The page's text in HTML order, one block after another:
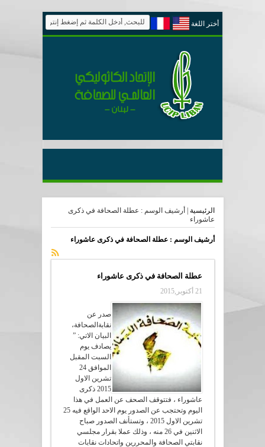
أختر اللغة
الرئيسية
أرشيف الوسم : عطلة الصحافة في ذكرى
عاشوراء
أرشيف الوسم :عطلة الصحافة في ذكرى عاشوراء
عطلة الصحافة في ذكرى عاشوراء
21 أكتوبر,2015
صدر عن
نقابةالصحافة،
البيان الاتي: ”
يصادف يوم
السبت المقبل
الموافق 24
تشرين الاول
2015 ذكرى
عاشوراء ، فتتوقف الصحف عن العمل في هذا
اليوم وتحتجب عن الصدور يوم الاحد الواقع فيه 25
تشرين الاول 2015 ، وتستأنف الصدور صباح
الاثنين في 26 منه ، وذلك عملا بقرار مجلسي
نقابتي الصحافة والمحررين واتحادات نقابات